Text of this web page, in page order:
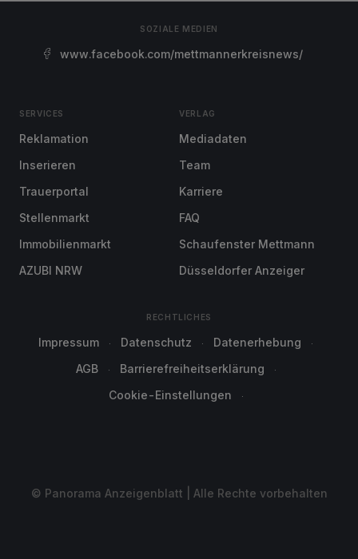
SOZIALE MEDIEN
www.facebook.com/mettmannerkreisnews/
SERVICES
Reklamation
Inserieren
Trauerportal
Stellenmarkt
Immobilienmarkt
AZUBI NRW
VERLAG
Mediadaten
Team
Karriere
FAQ
Schaufenster Mettmann
Düsseldorfer Anzeiger
RECHTLICHES
Impressum Datenschutz
Datenerhebung
AGB
Barrierefreiheitserklärung
Cookie-Einstellungen
© Panorama Anzeigenblatt | Alle Rechte vorbehalten